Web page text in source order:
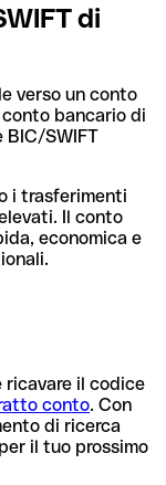
di
verso un conto
bancario di
BIC/SWIFT
i trasferimenti
Il conto
economica e
ricavare il codice
conto. Con
di ricerca
il tuo prossimo